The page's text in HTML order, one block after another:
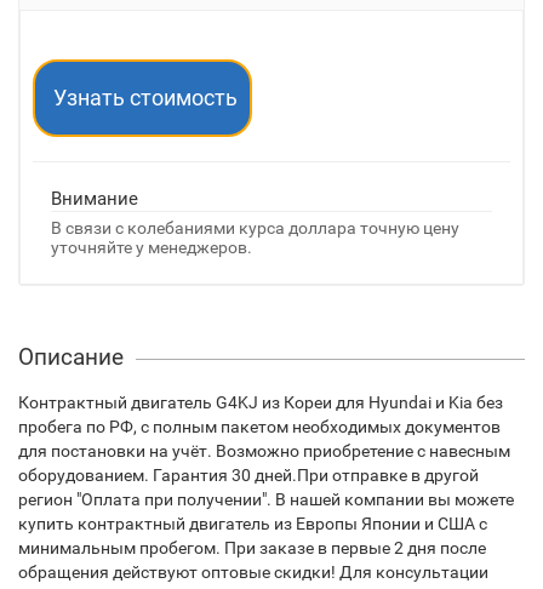
Узнать стоимость
Внимание
В связи с колебаниями курса доллара точную цену
уточняйте у менеджеров.
Описание
Контрактный двигатель G4KJ из Кореи для Hyundai и Kia без
пробега по РФ, с полным пакетом необходимых документов
для постановки на учёт. Возможно приобретение с навесным
оборудованием. Гарантия 30 дней.При отправке в другой
регион "Оплата при получении". В нашей компании вы можете
купить контрактный двигатель из Европы Японии и США с
минимальным пробегом. При заказе в первые 2 дня после
обращения действуют оптовые скидки! Для консультации